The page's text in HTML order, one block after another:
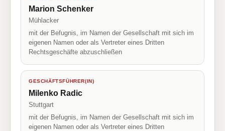
Marion Schenker
Mühlacker
mit der Befugnis, im Namen der Gesellschaft mit sich im
eigenen Namen oder als Vertreter eines Dritten
Rechtsgeschäfte abzuschließen
GESCHÄFTSFÜHRER(IN)
Milenko Radic
Stuttgart
mit der Befugnis, im Namen der Gesellschaft mit sich im
eigenen Namen oder als Vertreter eines Dritten